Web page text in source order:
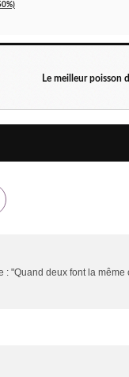
Le meilleur poisson
"Quand deux font la même